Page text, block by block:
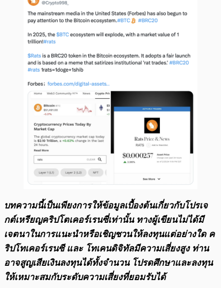
บทความนี้เป็นเพียงการให้ข้อมูลเบื้องต้นเกี่ยวกับโปรเจ
กต์เหรียญคริปโตเคอร์เรนซี่เท่านั้น ทางผู้เขียนไม่ได้มี
เจตนาในการแนะนำหรือเชิญชวนให้ลงทุนแต่อย่างใด ค
ริปโทเคอร์เรนซี และ โทเคนดิจิทัลมีความเสี่ยงสูง ท่าน
อาจสูญเสียเงินลงทุนได้ทั้งจํานวน โปรดศึกษาและลงทุน
ให้เหมาะสมกับระดับความเสี่ยงที่ยอมรับได้